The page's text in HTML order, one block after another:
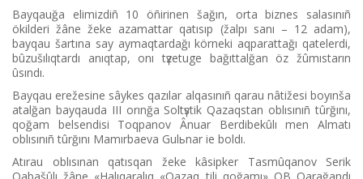
Bayqauğa elіmіzdіñ 10 öñіrіnen šağın, orta biznes salasınıñ
ökіlderі žâne žeke azamattar qatısıp (žalpı sanı – 12 adam),
bayqau šartına say aymaqtardağı körnekі aqparattağı qatelerdі,
bûzušılıqtardı anıqtap, onı tүzetuge bağıttalğan öz žûmıstarın
ûsındı.
Bayqau erežesіne sâykes qazılar alqasınıñ qarau nâtižesі boyınša
atalğan bayqauda ІІІ orınğa Soltүstіk Qazaqstan oblısınıñ tûrğını,
qoğam belsendіsі Toqpanov Ânuar Berdіbekûlı men Almatı
oblısınıñ tûrğını Mamırbaeva Gulьnar ie boldı.
Atırau oblısınan qatısqan žeke kâsіpker Tasmûqanov Serіk